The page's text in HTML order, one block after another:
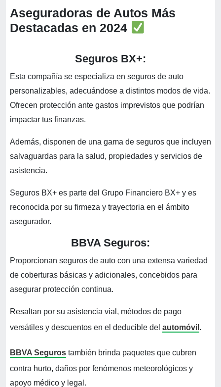
Aseguradoras de Autos Más
Destacadas en 2024
Seguros BX+:
Esta compañía se especializa en seguros de auto
personalizables, adecuándose a distintos modos de vida.
Ofrecen protección ante gastos imprevistos que podrían
impactar tus finanzas.
Además, disponen de una gama de seguros que incluyen
salvaguardas para la salud, propiedades y servicios de
asistencia.
Seguros BX+ es parte del Grupo Financiero BX+ y es
reconocida por su firmeza y trayectoria en el ámbito
asegurador.
BBVA Seguros:
Proporcionan seguros de auto con una extensa variedad
de coberturas básicas y adicionales, concebidos para
asegurar protección continua.
Resaltan por su asistencia vial, métodos de pago
versátiles y descuentos en el deducible del automóvil .
BBVA Seguros también brinda paquetes que cubren
contra hurto, daños por fenómenos meteorológicos y
apoyo médico y legal.